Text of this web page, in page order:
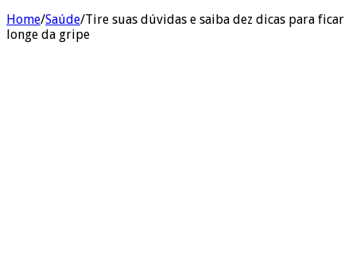
Home/Saúde/Tire suas dúvidas e saiba dez dicas para ficar
longe da gripe